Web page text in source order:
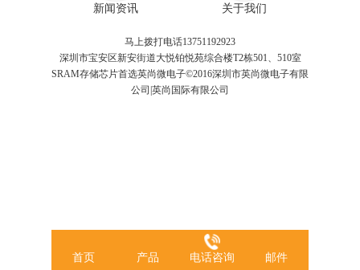
新闻资讯 关于我们
马上拨打电话13751192923
深圳市宝安区新安街道大悦铂悦苑综合楼T2栋501、510室
SRAM存储芯片首选英尚微电子©2016深圳市英尚微电子有限
公司|英尚国际有限公司
首页 产品 电话咨询 邮件